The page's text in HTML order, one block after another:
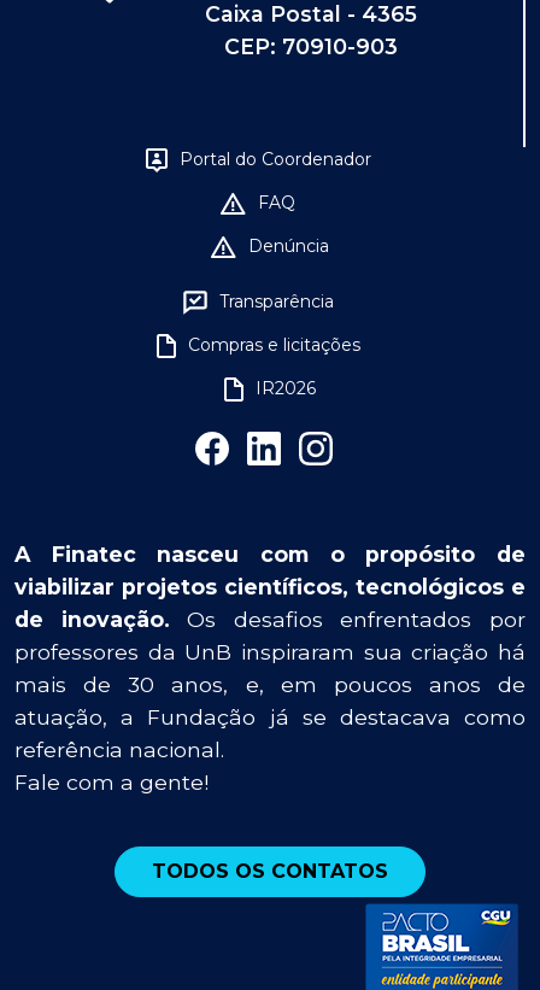
Caixa Postal - 4365
CEP: 70910-903
Portal do Coordenador
FAQ
Denúncia
Transparência
Compras e licitações
IR2026
A Finatec nasceu com o propósito de
viabilizar projetos científicos, tecnológicos e
de inovação. Os desafios enfrentados por
professores da UnB inspiraram sua criação há
mais de 30 anos, e, em poucos anos de
atuação, a Fundação já se destacava como
referência nacional.
Fale com a gente!
TODOS OS CONTATOS